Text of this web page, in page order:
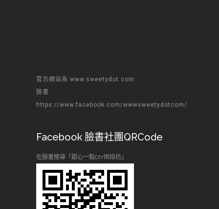
官方網站為 www.sweetydot.com
臉書
https://www.facebook.com/wwwsweetydotcom/
Facebook 臉書社團QRCode
在臉書搜尋「甜心一點DIY烘焙坊」